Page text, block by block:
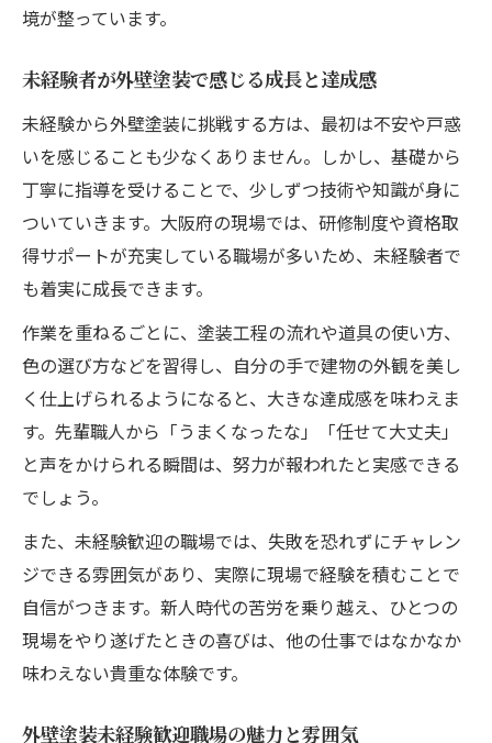
境が整っています。
未経験者が外壁塗装で感じる成長と達成感
未経験から外壁塗装に挑戦する方は、最初は不安や戸惑
いを感じることも少なくありません。しかし、基礎から
丁寧に指導を受けることで、少しずつ技術や知識が身に
ついていきます。大阪府の現場では、研修制度や資格取
得サポートが充実している職場が多いため、未経験者で
も着実に成長できます。
作業を重ねるごとに、塗装工程の流れや道具の使い方、
色の選び方などを習得し、自分の手で建物の外観を美し
く仕上げられるようになると、大きな達成感を味わえま
す。先輩職人から「うまくなったな」「任せて大丈夫」
と声をかけられる瞬間は、努力が報われたと実感できる
でしょう。
また、未経験歓迎の職場では、失敗を恐れずにチャレン
ジできる雰囲気があり、実際に現場で経験を積むことで
自信がつきます。新人時代の苦労を乗り越え、ひとつの
現場をやり遂げたときの喜びは、他の仕事ではなかなか
味わえない貴重な体験です。
外壁塗装未経験歓迎職場の魅力と雰囲気